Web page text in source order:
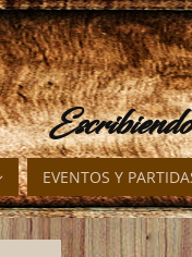
EVENTOS Y